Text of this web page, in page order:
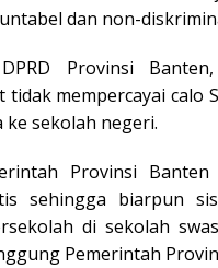
dan non-
Provinsi
mempercayai calo
ke sekolah negeri.
Provinsi Banten
sehingga biarpun
di sekolah
Pemerintah